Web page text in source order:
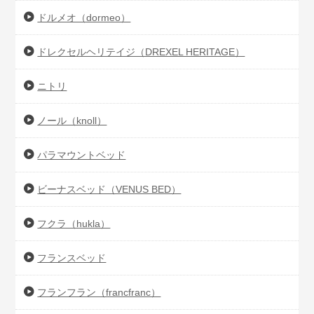
ドルメオ（dormeo）
ドレクセルヘリテイジ（DREXEL HERITAGE）
ニトリ
ノール（knoll）
パラマウントベッド
ビーナスベッド（VENUS BED）
フクラ（hukla）
フランスベッド
フランフラン（francfranc）